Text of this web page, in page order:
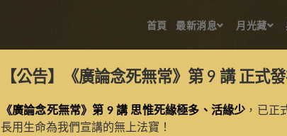
首頁 最新消息 月光藏
【公告】 《廣論念死無常》第 9 講正式
《廣論念死無常》第 9 講 思惟死緣極多、活緣少 ，已正
長用生命為我們宣講的無上法寶！